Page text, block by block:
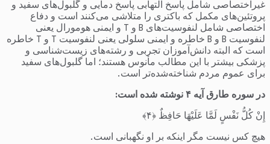
غیراختصاصی شامل پاسخ التهابی پاسخ دمایی و گلبول‌های سفید و
پروتئین‌های مکمل که باکتری را متلاشی می‌کنند است و دفاع
اختصاصی شامل لنفوسیت‌های B و T و ایمنی هومورال یعنی
لنفوسیت B و B خاطره و ایمنی سلولی یعنی لنفوسیت T و T خاطره
است که البته دانش‌آموزان تجربی و رشته‌های زیست‌شناسی و
پزشکی بیشتر با این مطالب مأنوس هستند؛ اما گلبول‌های سفید
برای عموم مردم شناخته‌شده‌تر است.
در سوره طارق آیه ۴ نوشته شده است :
إِنْ کُلُّ نَفْسٍ لَمَّا عَلَیْهَا حَافِظٌ ﴿۴﴾
هیچ کس نیست مگر اینکه بر او نگهبانی است.